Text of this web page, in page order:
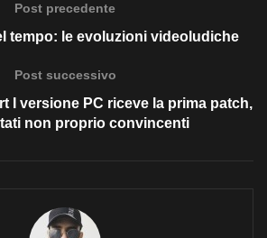
Post precedente
tempo: le evoluzioni videoludiche
Post successivo
I versione PC riceve la prima patch,
non proprio convincenti